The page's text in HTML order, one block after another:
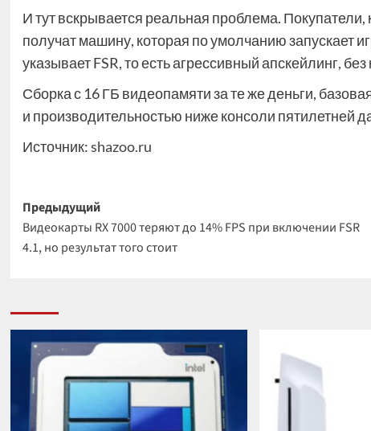
И тут вскрывается реальная проблема.
получат машину, которая по умолчанию запускает
указывает FSR, то есть агрессивный апскейлинг,
Сборка с 16 ГБ видеопамяти за те же деньги,
и производительностью ниже консоли пятилетней
Источник:shazoo.ru
Навигация
записи
Предыдущий
Видеокарты RX 7000 теряют до 14% FPS при включении FSR
4.1, но результат того стоит